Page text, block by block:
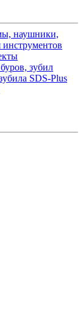
наушники,
зубил
SDS-Plus